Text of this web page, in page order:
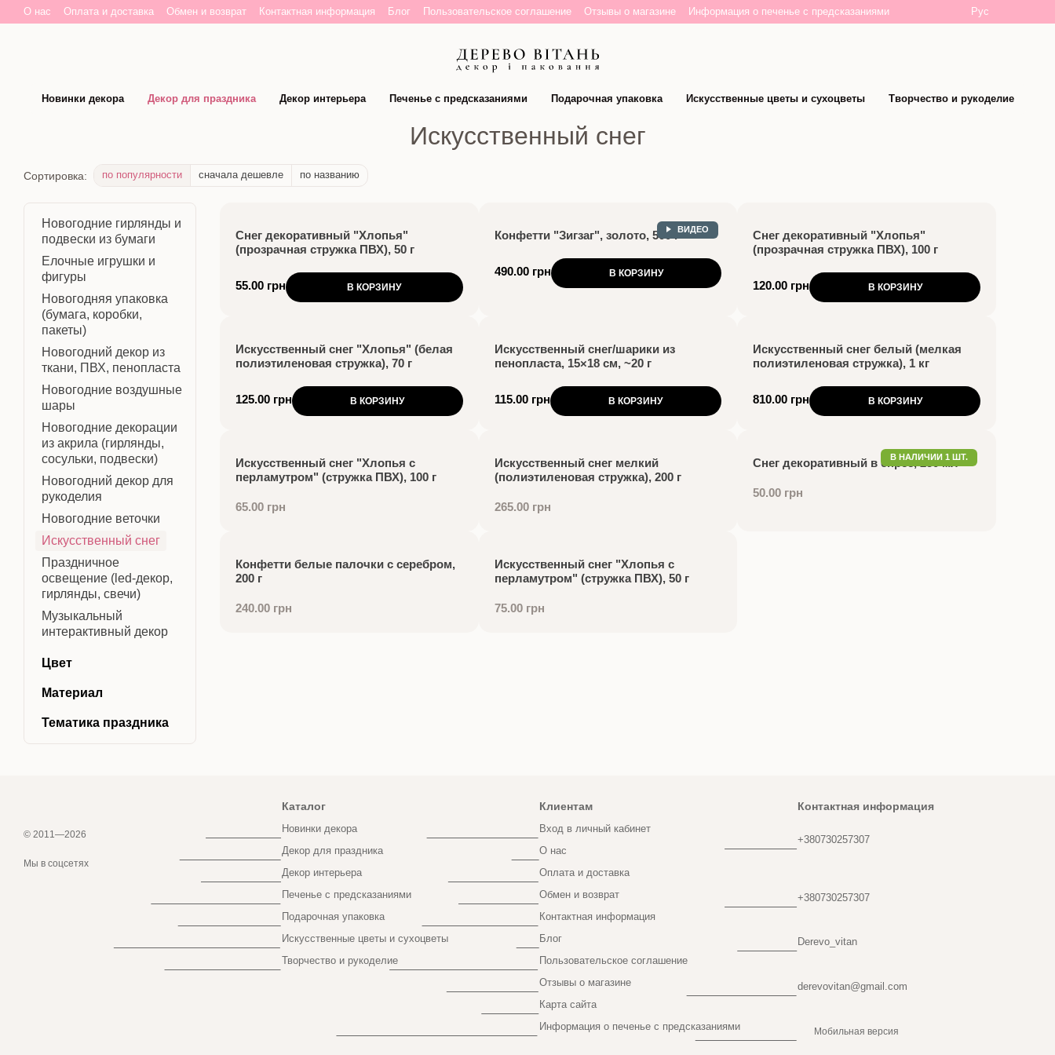
Перейти к основному контенту
О нас Оплата и доставка Обмен и возврат Контактная информация Блог Пользовательское соглашение Отзывы о магазине Информация о печенье с предсказаниями Рус
Новинки декора Декор для праздника Декор интерьера Печенье с предсказаниями Подарочная упаковка Искусственные цветы и сухоцветы Творчество и рукоделие
Искусственный снег
Сортировка: по популярности сначала дешевле по названию
Снег декоративный "Хлопья"
(прозрачная стружка ПВХ), 50 г
55.00 грн В КОРЗИНУ
ВИДЕО
Конфетти "Зигзаг", золото, 500 г
490.00 грн В КОРЗИНУ
Снег декоративный "Хлопья"
(прозрачная стружка ПВХ), 100 г
120.00 грн В КОРЗИНУ
Искусственный снег "Хлопья" (белая
полиэтиленовая стружка), 70 г
125.00 грн В КОРЗИНУ
Искусственный снег/шарики из
пенопласта, 15×18 см, ~20 г
115.00 грн В КОРЗИНУ
Искусственный снег белый (мелкая
полиэтиленовая стружка), 1 кг
810.00 грн В КОРЗИНУ
Искусственный снег "Хлопья с
перламутром" (стружка ПВХ), 100 г
65.00 грн
Искусственный снег мелкий
(полиэтиленовая стружка), 200 г
265.00 грн
В НАЛИЧИИ 1 ШТ.
Снег декоративный в спрее, 250 мл
50.00 грн
Конфетти белые палочки с серебром,
200 г
240.00 грн
Искусственный снег "Хлопья с
перламутром" (стружка ПВХ), 50 г
75.00 грн
Новогодние гирлянды и
подвески из бумаги
Елочные игрушки и
фигуры
Новогодняя упаковка
(бумага, коробки,
пакеты)
Новогодний декор из
ткани, ПВХ, пенопласта
Новогодние воздушные
шары
Новогодние декорации
из акрила (гирлянды,
сосульки, подвески)
Новогодний декор для
рукоделия
Новогодние веточки
Искусственный снег
Праздничное
освещение (led-декор,
гирлянды, свечи)
Музыкальный
интерактивный декор
Цвет
Материал
Тематика праздника
© 2011—2026
Online store built with Horoshop
Мы в соцсетях
Каталог
Новинки декора
Декор для праздника
Декор интерьера
Печенье с предсказаниями
Подарочная упаковка
Искусственные цветы и сухоцветы
Творчество и рукоделие
Клиентам
Вход в личный кабинет
О нас
Оплата и доставка
Обмен и возврат
Контактная информация
Блог
Пользовательское соглашение
Отзывы о магазине
Карта сайта
Информация о печенье с предсказаниями
Контактная информация
+380730257307
+380730257307
Derevo_vitan
derevovitan@gmail.com
Мобильная версия